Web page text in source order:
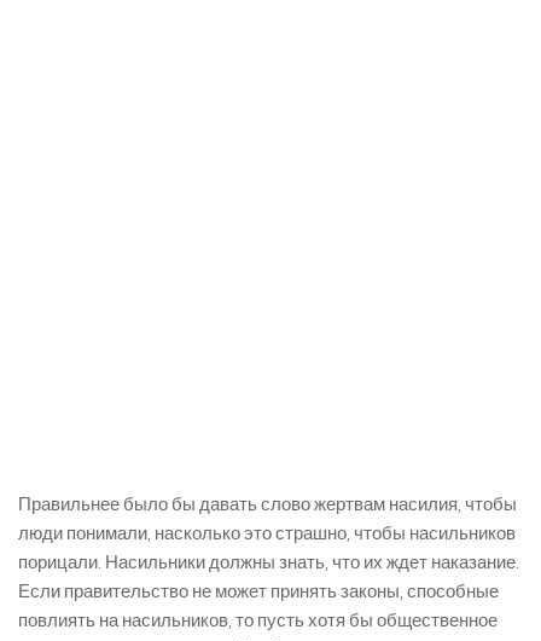
Правильнее было бы давать слово жертвам насилия, чтобы
люди понимали, насколько это страшно, чтобы насильников
порицали. Насильники должны знать, что их ждет наказание.
Если правительство не может принять законы, способные
повлиять на насильников, то пусть хотя бы общественное